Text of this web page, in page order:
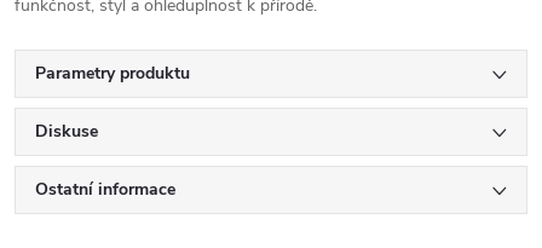
funkčnost, styl a ohleduplnost k přírodě.
Parametry produktu
Diskuse
Ostatní informace